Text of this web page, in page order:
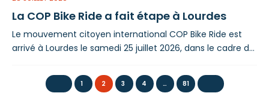
La COP Bike Ride a fait étape à Lourdes
Le mouvement citoyen international COP Bike Ride est
arrivé à Lourdes le samedi 25 juillet 2026, dans le cadre de
de cyclistes, parti de Pau, a rejoint le Lac de Lourdes vers
18 h, avant de repartir le lendemain matin en direction de
1 2 3 4 … 81